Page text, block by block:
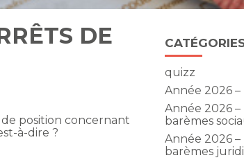
DE
position concernant
à-dire ?
Blog
sidebar
quizz
Année 2026 –
Année 2026 –
barèmes
Année 2026 –
barèmes